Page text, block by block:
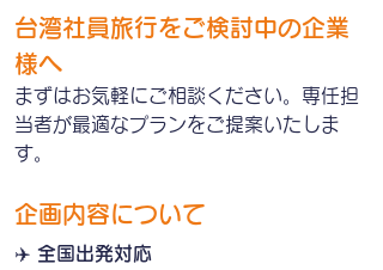
台湾社員旅行をご検討中の企業
様へ
まずはお気軽にご相談ください。専任担
当者が最適なプランをご提案いたしま
す。
企画内容について
✈️ 全国出発対応